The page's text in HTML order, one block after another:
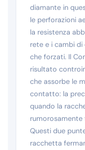
diamante in
le perforazioni
la resistenza
rete e i cambi
che forzati. Il
risultato
che assorbe le
contatto: la
quando la
Questi due
racchetta